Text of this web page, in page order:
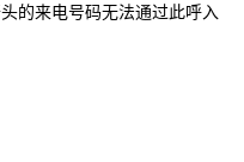
的来电号码无法通过此呼入